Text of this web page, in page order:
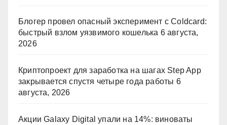
Блогер провел опасный эксперимент с Coldcard:
быстрый взлом уязвимого кошелька 6 августа,
2026
Криптопроект для заработка на шагах Step App
закрывается спустя четыре года работы 6
августа, 2026
Акции Galaxy Digital упали на 14%: виноваты